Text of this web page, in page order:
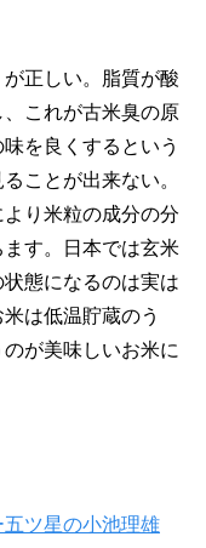
正しい。脂質が酸
これが古米臭の原
を良くするという
ことが出来ない。
り米粒の成分の分
す。日本では玄米
態になるのは実は
は低温貯蔵のう
が美味しいお米に
ツ星の小池理雄